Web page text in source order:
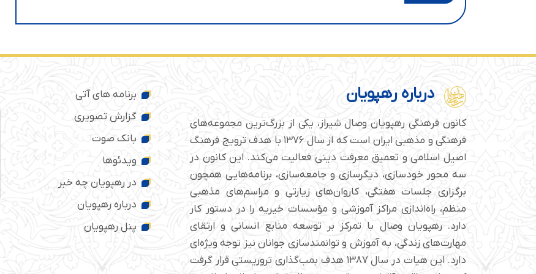
درباره رهپویان
کانون فرهنگی رهپویان وصال شیراز، یکی از بزرگ‌ترین مجموعه‌های
فرهنگی و مذهبی ایران است که از سال ۱۳۷۶ با هدف ترویج فرهنگ
اصیل اسلامی و تعمیق معرفت دینی فعالیت می‌کند. این کانون در
سه محور خودسازی، دیگرسازی و جامعه‌سازی، برنامه‌هایی همچون
برگزاری جلسات هفتگی، کاروان‌های زیارتی و مراسم‌های مذهبی
منظم، راه‌اندازی مراکز آموزشی و مؤسسات خیریه را در دستور کار
دارد. رهپویان وصال با تمرکز بر توسعه منابع انسانی و ارتقای
مهارت‌های زندگی، به آموزش و توانمندسازی جوانان نیز توجه ویژه‌ای
دارد. این هیات در سال ۱۳۸۷ هدف بمب‌گذاری تروریستی قرار گرفت
برنامه های آتی
گزارش تصویری
بانک صوت
ویدئوها
در رهپویان چه خبر
درباره رهپویان
پنل رهپویان